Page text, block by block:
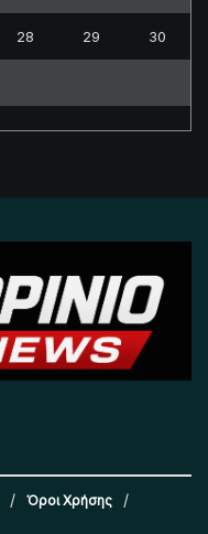
28 29 30
Όροι Χρήσης